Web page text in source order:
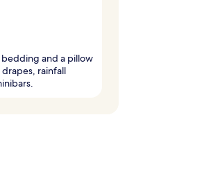
and a pillow
rainfall